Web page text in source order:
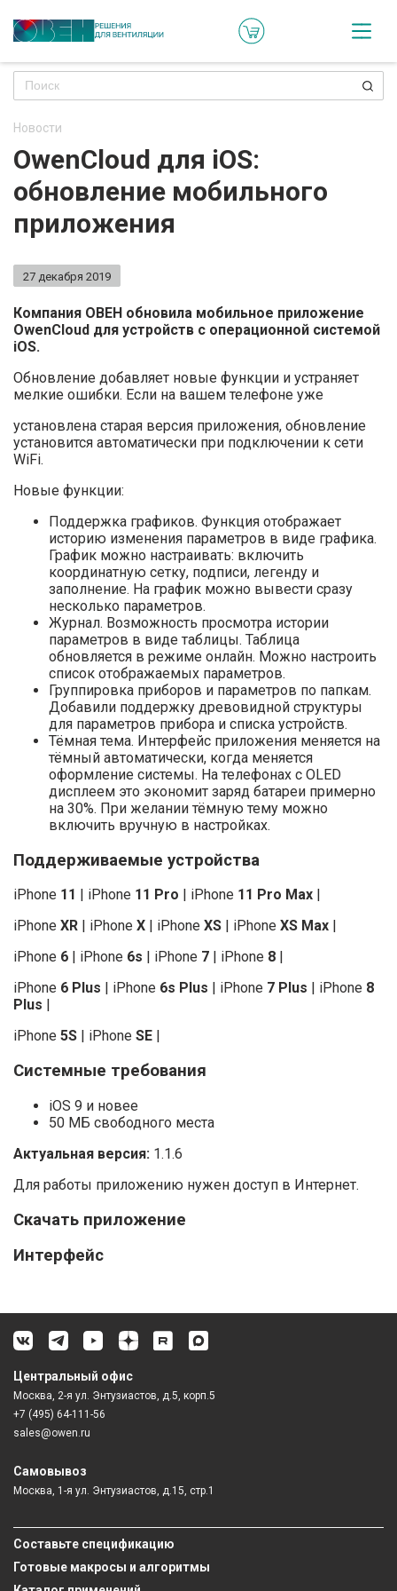
Новости
OwenCloud для iOS:
обновление мобильного
приложения
27 декабря 2019
Компания ОВЕН обновила мобильное приложение
OwenCloud для устройств с операционной системой
iOS.
Обновление добавляет новые функции и устраняет
мелкие ошибки. Если на вашем телефоне уже
установлена старая версия приложения, обновление
установится автоматически при подключении к сети
WiFi.
Новые функции:
Поддержка графиков. Функция отображает
историю изменения параметров в виде графика.
График можно настраивать: включить
координатную сетку, подписи, легенду и
заполнение. На график можно вывести сразу
несколько параметров.
Журнал. Возможность просмотра истории
параметров в виде таблицы. Таблица
обновляется в режиме онлайн. Можно настроить
список отображаемых параметров.
Группировка приборов и параметров по папкам.
Добавили поддержку древовидной структуры
для параметров прибора и списка устройств.
Тёмная тема. Интерфейс приложения меняется на
тёмный автоматически, когда меняется
оформление системы. На телефонах с OLED
дисплеем это экономит заряд батареи примерно
на 30%. При желании тёмную тему можно
включить вручную в настройках.
Поддерживаемые устройства
iPhone 11 | iPhone 11 Pro | iPhone 11 Pro Max
iPhone XR | iPhone X | iPhone XS | iPhone XS Max
iPhone 6 | iPhone 6s | iPhone 7 | iPhone 8
iPhone 6 Plus | iPhone 6s Plus | iPhone 7 Plus | iPhone 8
Plus
iPhone 5S | iPhone SE
Системные требования
iOS 9 и новее
50 МБ свободного места
Актуальная версия: 1.1.6
Для работы приложению нужен доступ в Интернет.
Скачать приложение
Интерфейс
Центральный офис
Москва, 2-я ул. Энтузиастов, д.5, корп.5
+7 (495) 64-111-56
sales@owen.ru
Самовывоз
Москва, 1-я ул. Энтузиастов, д.15, стр.1
Составьте спецификацию
Готовые макросы и алгоритмы